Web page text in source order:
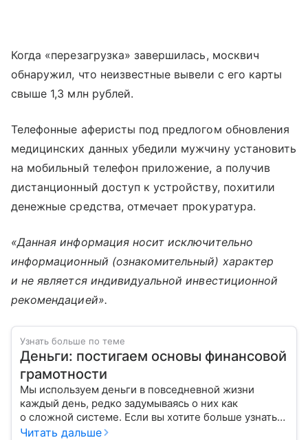
Когда «перезагрузка» завершилась, москвич
обнаружил, что неизвестные вывели с его карты
свыше 1,3 млн рублей.
Телефонные аферисты под предлогом обновления
медицинских данных убедили мужчину установить
на мобильный телефон приложение, а получив
дистанционный доступ к устройству, похитили
денежные средства, отмечает прокуратура.
«Данная информация носит исключительно
информационный (ознакомительный) характер
и не является индивидуальной инвестиционной
рекомендацией».
Узнать больше по теме
Деньги: постигаем основы финансовой
грамотности
Мы используем деньги в повседневной жизни
каждый день, редко задумываясь о них как
о сложной системе. Если вы хотите больше узнать
об этом финансовом инструменте и его функциях,
Читать дальше